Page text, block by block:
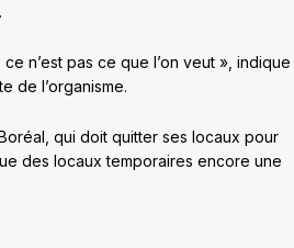
n’est pas ce que l’on veut », indique
de l’organisme.
qui doit quitter ses locaux pour
des locaux temporaires encore une